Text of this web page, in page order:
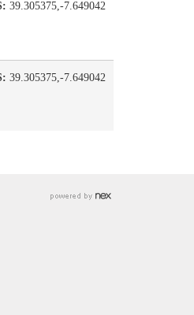
39.305375,-7.649042
39.305375,-7.649042